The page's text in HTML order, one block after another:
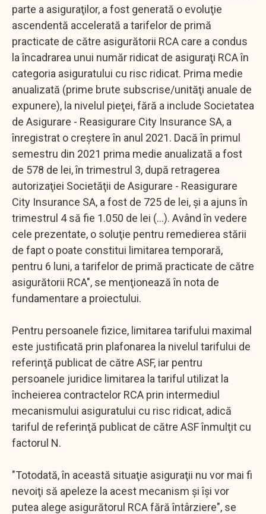
parte a asiguraţilor, a fost generată o evoluţie
ascendentă accelerată a tarifelor de primă
practicate de către asigurătorii RCA care a condus
la încadrarea unui număr ridicat de asiguraţi RCA în
categoria asiguratului cu risc ridicat. Prima medie
anualizată (prime brute subscrise/unităţi anuale de
expunere), la nivelul pieţei, fără a include Societatea
de Asigurare - Reasigurare City Insurance SA, a
înregistrat o creştere în anul 2021. Dacă în primul
semestru din 2021 prima medie anualizată a fost
de 578 de lei, în trimestrul 3, după retragerea
autorizaţiei Societăţii de Asigurare - Reasigurare
City Insurance SA, a fost de 725 de lei, şi a ajuns în
trimestrul 4 să fie 1.050 de lei (...). Având în vedere
cele prezentate, o soluţie pentru remedierea stării
de fapt o poate constitui limitarea temporară,
pentru 6 luni, a tarifelor de primă practicate de către
asigurătorii RCA", se menţionează în nota de
fundamentare a proiectului.
Pentru persoanele fizice, limitarea tarifului maximal
este justificată prin plafonarea la nivelul tarifului de
referinţă publicat de către ASF, iar pentru
persoanele juridice limitarea la tariful utilizat la
încheierea contractelor RCA prin intermediul
mecanismului asiguratului cu risc ridicat, adică
tariful de referinţă publicat de către ASF înmulţit cu
factorul N.
"Totodată, în această situaţie asiguraţii nu vor mai fi
nevoiţi să apeleze la acest mecanism şi îşi vor
putea alege asigurătorul RCA fără întârziere", se